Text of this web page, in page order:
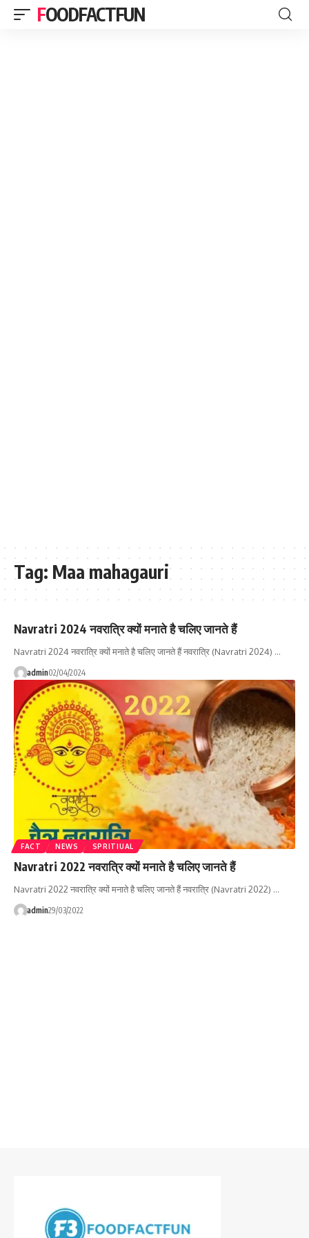
FOODFACTFUN
Tag: Maa mahagauri
Navratri 2024 नवरात्रि क्यों मनाते है चलिए जानते हैं
Navratri 2024 नवरात्रि क्यों मनाते है चलिए जानते हैं नवरात्रि (Navratri 2024) …
admin02/04/2024
FACT NEWS SPRITIUAL
Navratri 2022 नवरात्रि क्यों मनाते है चलिए जानते हैं
Navratri 2022 नवरात्रि क्यों मनाते है चलिए जानते हैं नवरात्रि (Navratri 2022) …
admin29/03/2022